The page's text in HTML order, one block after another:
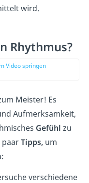
wird.
Rhythmus?
Video springen
Meister! Es
Aufmerksamkeit,
Gefühl zu
paarTipps, um
verschiedene